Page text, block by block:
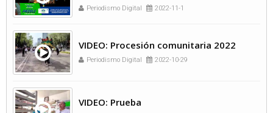
Periodismo Digital 2022-11-1
VIDEO: Procesión comunitaria 2022
Periodismo Digital 2022-10-29
VIDEO: Prueba